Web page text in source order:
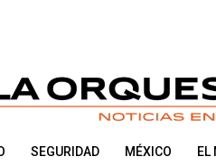
SEGURIDAD MÉXICO EL